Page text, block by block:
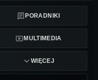
PORADNIKI
MULTIMEDIA
WIĘCEJ